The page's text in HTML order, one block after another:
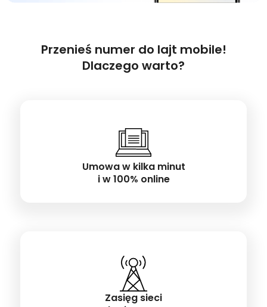
Przenieś numer do lajt mobile!
Dlaczego warto?
Umowa w kilka minut
i w 100% online
Zasięg sieci